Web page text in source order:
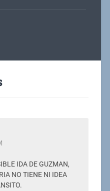
IDA DE GUZMAN,
NO TIENE NI IDEA